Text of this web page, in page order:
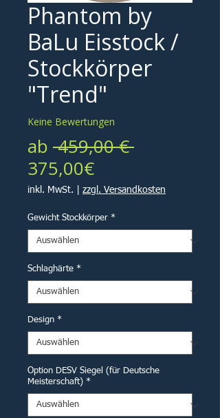
Phantom by
BaLu Eisstock /
Stockkörper
"Trend"
Keine Bewertungen
ab 459,00 €
375,00€Sale-
Preis
inkl. MwSt. zzgl. Versandkosten
Gewicht Stockkörper *
Schlaghärte *
Design *
Option DESV Siegel (für Deutsche
Meisterschaft) *